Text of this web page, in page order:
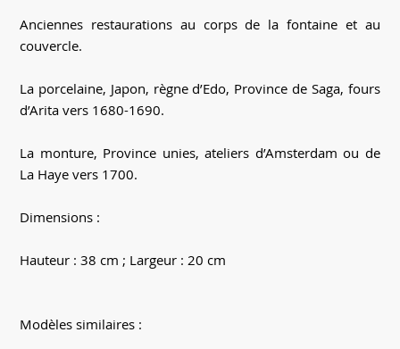
Anciennes restaurations au corps de la fontaine et au
couvercle.
La porcelaine, Japon, règne d’Edo, Province de Saga, fours
d’Arita vers 1680-1690.
La monture, Province unies, ateliers d’Amsterdam ou de
La Haye vers 1700.
Dimensions :
Hauteur : 38 cm ; Largeur : 20 cm
Modèles similaires :